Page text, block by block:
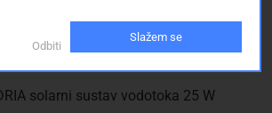
Rok isporuke na upit!
Troškovi dostave
Odbiti
Slažem se